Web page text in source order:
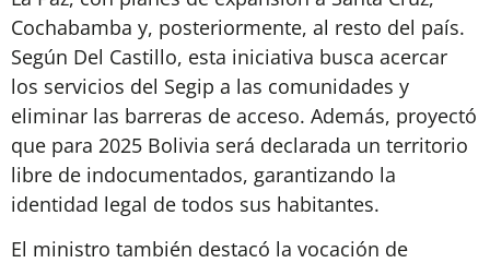
Cochabamba y, posteriormente, al resto del país.
Según Del Castillo, esta iniciativa busca acercar
los servicios del Segip a las comunidades y
eliminar las barreras de acceso. Además, proyectó
que para 2025 Bolivia será declarada un territorio
libre de indocumentados, garantizando la
identidad legal de todos sus habitantes.
El ministro también destacó la vocación de